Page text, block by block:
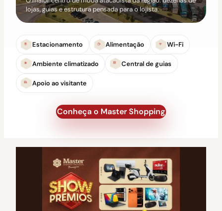
lojas, guias e estrutura pensada para o lojista.
Estacionamento Alimentação Wi-Fi
Ambiente climatizado Central de guias
Apoio ao visitante
Conheça o Master Shopping